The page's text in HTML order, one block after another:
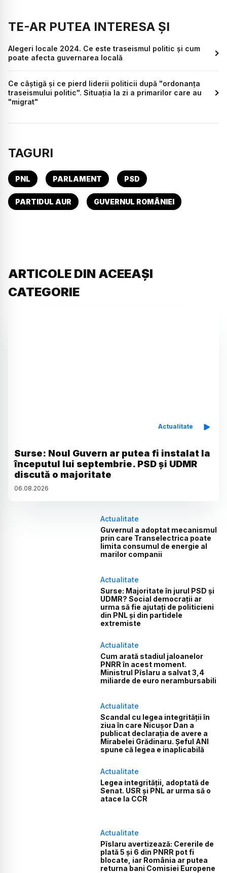
TE-AR PUTEA INTERESA ȘI
Alegeri locale 2024. Ce este traseismul politic și cum
poate afecta guvernarea locală
Ce câștigă și ce pierd liderii politicii după "ordonanța
traseismului politic". Situația la zi a primarilor care au
"migrat"
TAGURI
PNL PARLAMENT PSD
PARTIDUL AUR GUVERNUL ROMÂNIEI
ARTICOLE DIN ACEEAȘI
CATEGORIE
Actualitate
Surse: Noul Guvern ar putea fi instalat la
începutul lui septembrie. PSD și UDMR
discută o majoritate
06.08.2026
Actualitate
Guvernul a adoptat mecanismul
prin care Transelectrica poate
limita consumul de energie al
marilor companii
Actualitate
Surse: Majoritate în jurul PSD și
UDMR? Social democrații ar
urma să fie ajutați de politicieni
din PNL și din partidele
extremiste
Actualitate
Cum arată stadiul jaloanelor
PNRR în acest moment.
Ministrul Pîslaru a salvat 3,4
miliarde de euro nerambursabili
Actualitate
Scandal cu legea integrității în
ziua în care Nicușor Dan a
publicat declarația de avere a
Mirabelei Grădinaru. Șeful ANI
spune că legea e inaplicabilă
Actualitate
Legea integrității, adoptată de
Senat. USR și PNL ar urma să o
atace la CCR
Actualitate
Pîslaru avertizează: Cererile de
plată 5 și 6 din PNRR pot fi
blocate, iar România ar putea
returna bani Comisiei Europene